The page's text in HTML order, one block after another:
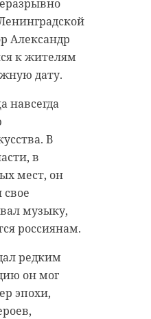
Александр
к жителям
дату.
навсегда
В
в
мест, он
свое
музыку,
россиянам.
редким
он мог
эпохи,